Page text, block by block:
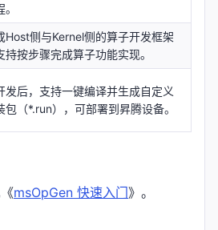
Host侧与Kernel侧的算子开发框架
持按步骤完成算子功能实现。
发后，支持一键编译并生成自定义
包（*.run），可部署到昇腾设备。
msOpGen 快速入门》。